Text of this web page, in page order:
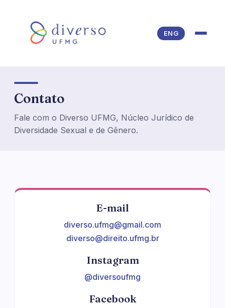
ENG
Contato
Fale com o Diverso UFMG, Núcleo Jurídico de
Diversidade Sexual e de Gênero.
E-mail
diverso.ufmg@gmail.com
diverso@direito.ufmg.br
Instagram
@diversoufmg
Facebook